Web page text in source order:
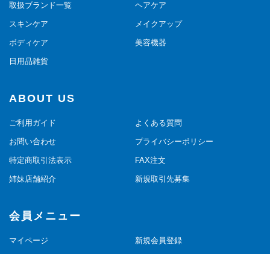
取扱ブランド一覧 ヘアケア
スキンケア メイクアップ
ボディケア 美容機器
日用品雑貨
ABOUT US
ご利用ガイド よくある質問
お問い合わせ プライバシーポリシー
特定商取引法表示 FAX注文
姉妹店舗紹介 新規取引先募集
会員メニュー
マイページ 新規会員登録